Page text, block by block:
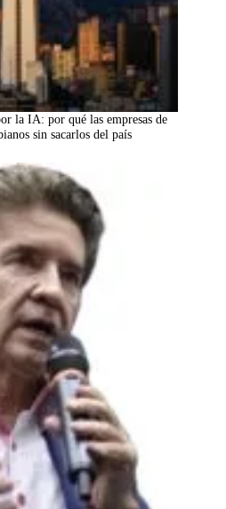
la IA: por qué las empresas de
sin sacarlos del país